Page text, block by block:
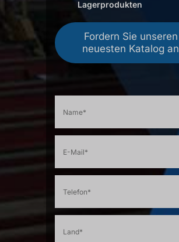
Lagerprodukten
Fordern Sie unseren
neuesten Katalog an